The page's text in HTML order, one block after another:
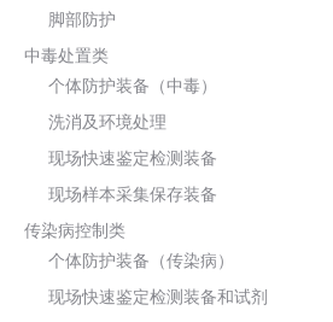
脚部防护
中毒处置类
个体防护装备（中毒）
洗消及环境处理
现场快速鉴定检测装备
现场样本采集保存装备
传染病控制类
个体防护装备（传染病）
现场快速鉴定检测装备和试剂